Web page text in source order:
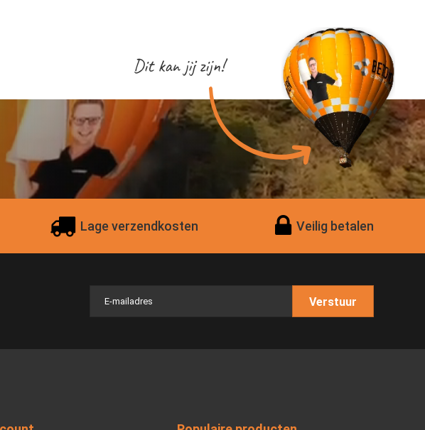
Dit kan jij zijn!
Lage verzendkosten Veilig betalen
Verstuur